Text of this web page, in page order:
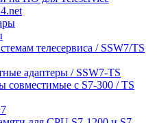
телесервиса / SSW7/TS
адаптеры / SSW7-TS
совместимые с S7-300 / TS